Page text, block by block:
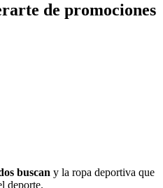
de promociones
buscan y la ropa deportiva que
deporte.